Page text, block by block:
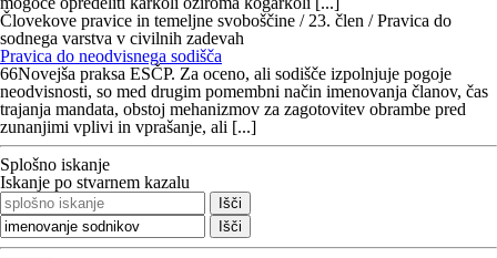
Človekove pravice in temeljne svoboščine / 23. člen / Pravica do
sodnega varstva v civilnih zadevah
Pravica do neodvisnega sodišča
66Novejša praksa ESČP. Za oceno, ali sodišče izpolnjuje pogoje
neodvisnosti, so med drugim pomembni način imenovanja članov, čas
trajanja mandata, obstoj mehanizmov za zagotovitev obrambe pred
zunanjimi vplivi in vprašanje, ali [...]
Splošno iskanje
Iskanje po stvarnem kazalu
Išči